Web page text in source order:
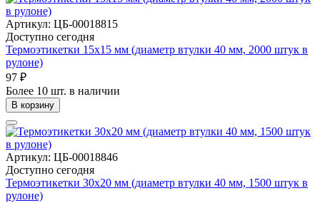
Артикул: ЦБ-00018815
Доступно сегодня
Термоэтикетки 15х15 мм (диаметр втулки 40 мм, 2000 штук в
рулоне)
97 ₽
Более 10 шт. в наличии
В корзину
Артикул: ЦБ-00018846
Доступно сегодня
Термоэтикетки 30х20 мм (диаметр втулки 40 мм, 1500 штук в
рулоне)